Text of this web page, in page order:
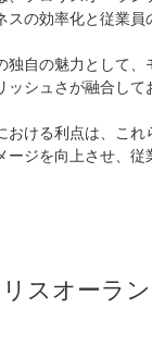
スの効率化と従業
独自の魅力として
ッシュさが融合して
おける利点は、こ
ージを向上させ、
スオーラ